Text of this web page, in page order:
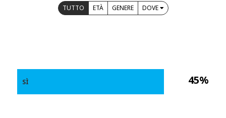
TUTTO ETÀ GENERE DOVE
45%
SÌ